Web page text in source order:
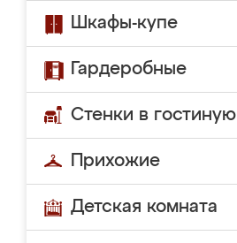
Шкафы-купе
Гардеробные
Стенки в гостиную
Прихожие
Детская комната